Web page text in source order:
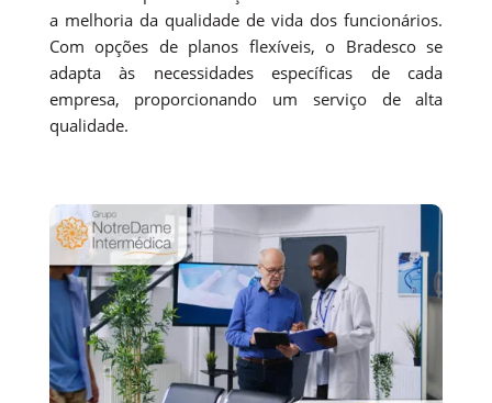
a melhoria da qualidade de vida dos funcionários.
Com opções de planos flexíveis, o Bradesco se
adapta às necessidades específicas de cada
empresa, proporcionando um serviço de alta
qualidade.